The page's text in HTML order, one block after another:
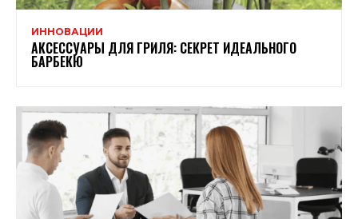
ИННОВАЦИИ
АКСЕССУАРЫ ДЛЯ ГРИЛЯ: СЕКРЕТ ИДЕАЛЬНОГО
БАРБЕКЮ